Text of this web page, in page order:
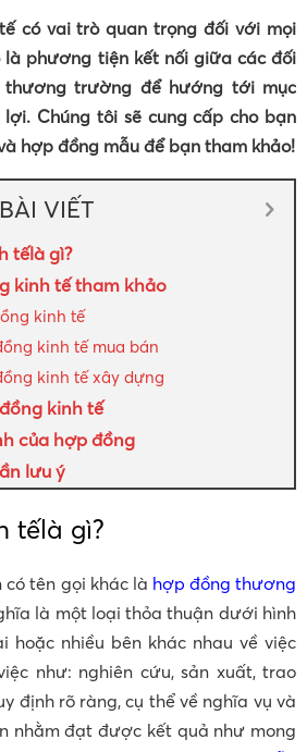
có vai trò quan trọng đối với mọi
là phương tiện kết nối giữa các đối
thương trường để hướng tới mục
Chúng tôi sẽ cung cấp cho bạn
hợp đồng mẫu để bạn tham khảo!
VIẾT
tếlà gì?
kinh tế tham khảo
kinh tế
kinh tế mua bán
kinh tế xây dựng
kinh tế
của hợp đồng
lưu ý
tếlà gì?
tên gọi khác là hợp đồng thương
là một loại thỏa thuận dưới hình
hoặc nhiều bên khác nhau về việc
như: nghiên cứu, sản xuất, trao
định rõ ràng, cụ thể về nghĩa vụ và
nhằm đạt được kết quả như mong